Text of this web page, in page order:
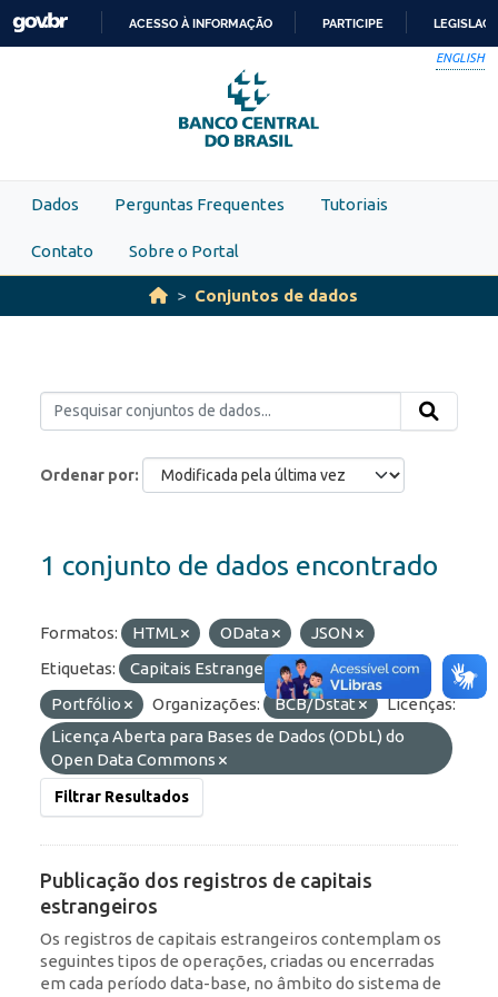
Skip to main content
PARA
O
CONTEÚDO
ACESSO À INFORMAÇÃO PARTICIPE
ENGLISH
Dados Perguntas Frequentes Tutoriais
Contato Sobre o Portal
Conjuntos de dados
Ordenar por
1 conjunto de dados encontrado
Formatos: HTML OData
JSON
Etiquetas:
Capitais Estrangeiros
RDE
Portfólio
Organizações: BCB/Dstat
Licenças:
Licença Aberta para Bases de Dados (ODbL) do
Open Data Commons
Filtrar Resultados
Publicação dos registros de capitais
estrangeiros
Os registros de capitais estrangeiros contemplam os
seguintes tipos de operações, criadas ou encerradas
em cada período data-base, no âmbito do sistema de